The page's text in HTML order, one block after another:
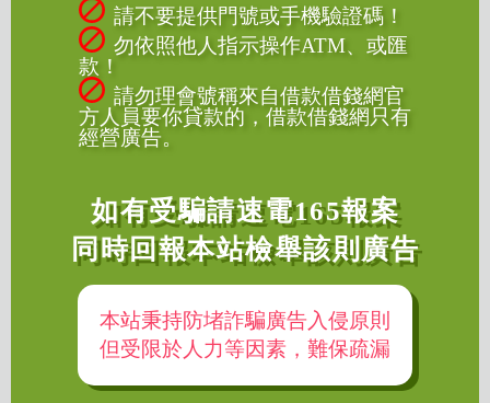
請不要提供門號或手機驗證碼！
勿依照他人指示操作ATM、或匯
款！
請勿理會號稱來自借款借錢網官
方人員要你貸款的，借款借錢網只有
經營廣告。
如有受騙請速電165報案
同時回報本站檢舉該則廣告
本站秉持防堵詐騙廣告入侵原則
但受限於人力等因素，難保疏漏